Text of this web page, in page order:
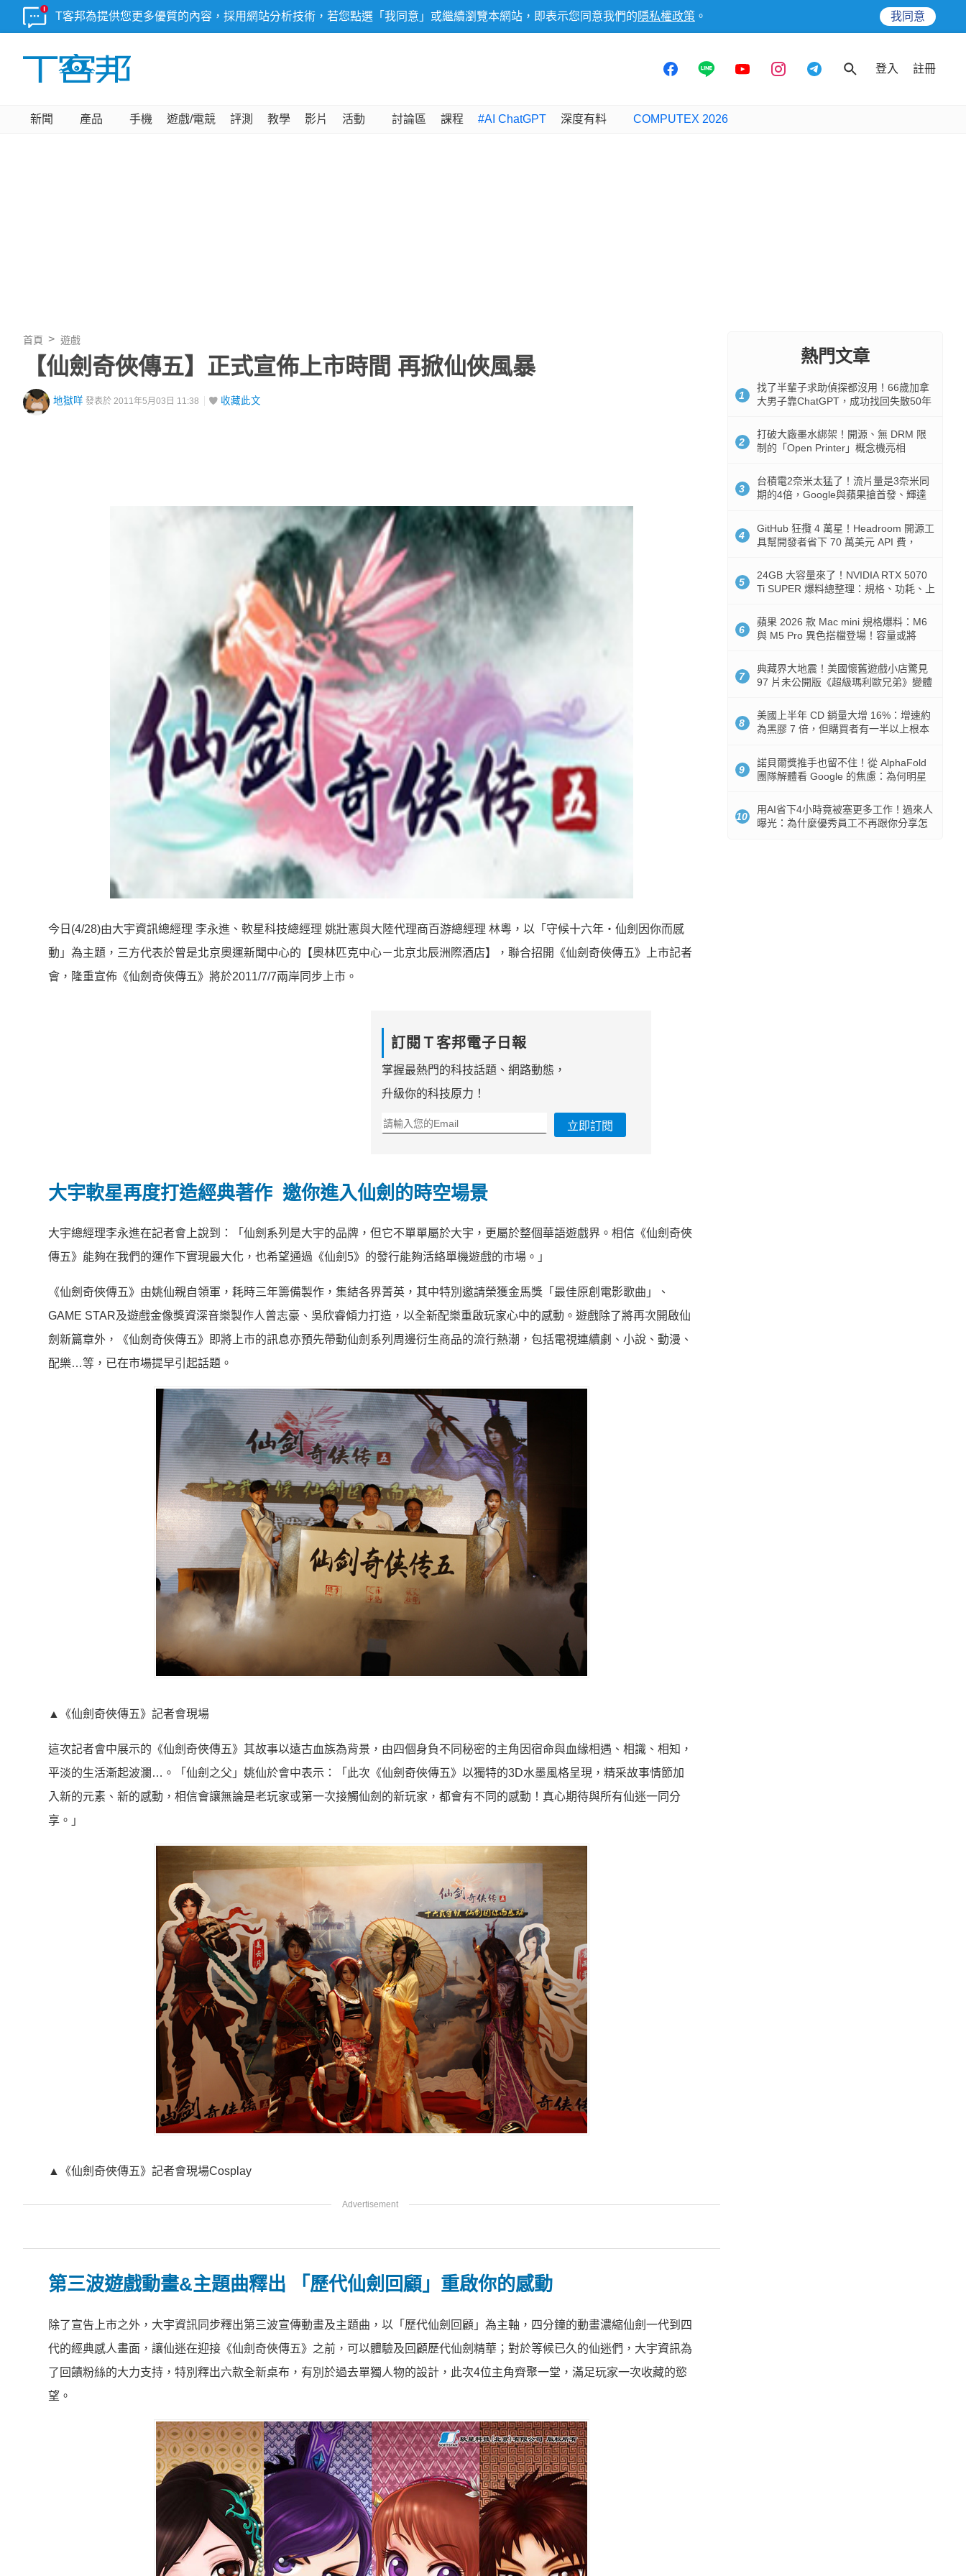
T客邦為提供您更多優質的內容，採用網站分析技術，若您點選「我同意」或繼續瀏覽本網站，即表示您同意我們的 隱私權政策 。 我同意
登入 註冊
新聞 產品 手機 遊戲/電競 評測 教學 影片 活動 討論區 課程 #AI ChatGPT 深度有料 COMPUTEX 2026
首頁 遊戲
【仙劍奇俠傳五】正式宣佈上市時間 再掀仙俠風暴
地獄咩 發表於 2011年5月03日 11:38 收藏此文
今日(4/28)由大宇資訊總經理 李永進、軟星科技總經理 姚壯憲與大陸代理商百游總經理 林粵，以「守候十六年‧仙劍因你而感
動」為主題，三方代表於曾是北京奧運新聞中心的【奧林匹克中心－北京北辰洲際酒店】，聯合招開《仙劍奇俠傳五》上市記者
會，隆重宣佈《仙劍奇俠傳五》將於2011/7/7兩岸同步上市。
訂閱Ｔ客邦電子日報
掌握最熱門的科技話題、網路動態，
升級你的科技原力！
立即訂閱
大宇軟星再度打造經典著作 邀你進入仙劍的時空場景
大宇總經理李永進在記者會上說到：「仙劍系列是大宇的品牌，但它不單單屬於大宇，更屬於整個華語遊戲界。相信《仙劍奇俠
傳五》能夠在我們的運作下實現最大化，也希望通過《仙劍5》的發行能夠活絡單機遊戲的市場。」
《仙劍奇俠傳五》由姚仙親自領軍，耗時三年籌備製作，集結各界菁英，其中特別邀請榮獲金馬獎「最佳原創電影歌曲」、
GAME STAR及遊戲金像獎資深音樂製作人曾志豪、吳欣睿傾力打造，以全新配樂重啟玩家心中的感動。遊戲除了將再次開啟仙
劍新篇章外，《仙劍奇俠傳五》即將上市的訊息亦預先帶動仙劍系列周邊衍生商品的流行熱潮，包括電視連續劇、小說、動漫、
配樂…等，已在市場提早引起話題。
▲《仙劍奇俠傳五》記者會現場
這次記者會中展示的《仙劍奇俠傳五》其故事以遠古血族為背景，由四個身負不同秘密的主角因宿命與血緣相遇、相識、相知，
平淡的生活漸起波瀾…。「仙劍之父」姚仙於會中表示：「此次《仙劍奇俠傳五》以獨特的3D水墨風格呈現，精采故事情節加
入新的元素、新的感動，相信會讓無論是老玩家或第一次接觸仙劍的新玩家，都會有不同的感動！真心期待與所有仙迷一同分
享。」
▲《仙劍奇俠傳五》記者會現場Cosplay
第三波遊戲動畫&主題曲釋出 「歷代仙劍回顧」重啟你的感動
除了宣告上市之外，大宇資訊同步釋出第三波宣傳動畫及主題曲，以「歷代仙劍回顧」為主軸，四分鐘的動畫濃縮仙劍一代到四
代的經典感人畫面，讓仙迷在迎接《仙劍奇俠傳五》之前，可以體驗及回顧歷代仙劍精華；對於等候已久的仙迷們，大宇資訊為
了回饋粉絲的大力支持，特別釋出六款全新桌布，有別於過去單獨人物的設計，此次4位主角齊聚一堂，滿足玩家一次收藏的慾
望。
熱門文章
1
找了半輩子求助偵探都沒用！66歲加拿
大男子靠ChatGPT，成功找回失散50年
2
打破大廠墨水綁架！開源、無 DRM 限
制的「Open Printer」概念機亮相
3
台積電2奈米太猛了！流片量是3奈米同
期的4倍，Google與蘋果搶首發、輝達
4
GitHub 狂攬 4 萬星！Headroom 開源工
具幫開發者省下 70 萬美元 API 費，
5
24GB 大容量來了！NVIDIA RTX 5070
Ti SUPER 爆料總整理：規格、功耗、上
6
蘋果 2026 款 Mac mini 規格爆料：M6
與 M5 Pro 異色搭檔登場！容量或將
7
典藏界大地震！美國懷舊遊戲小店驚見
97 片未公開版《超級瑪利歐兄弟》變體
8
美國上半年 CD 銷量大增 16%：增速約
為黑膠 7 倍，但購買者有一半以上根本
9
諾貝爾獎推手也留不住！從 AlphaFold
團隊解體看 Google 的焦慮：為何明星
10
用AI省下4小時竟被塞更多工作！過來人
曝光：為什麼優秀員工不再跟你分享怎